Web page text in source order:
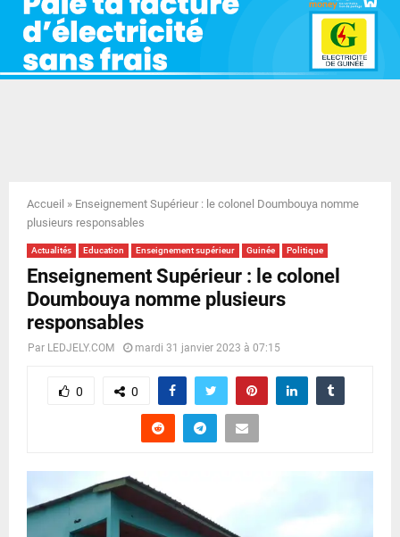
R
Y
N
U
Accueil » Enseignement Supérieur : le colonel Doumbouya nomme
plusieurs responsables
Actualités Education Enseignement supérieur Guinée Politique
Enseignement Supérieur : le colonel
Doumbouya nomme plusieurs
responsables
Par LEDJELY.COM mardi 31 janvier 2023 à 07:15
0 0